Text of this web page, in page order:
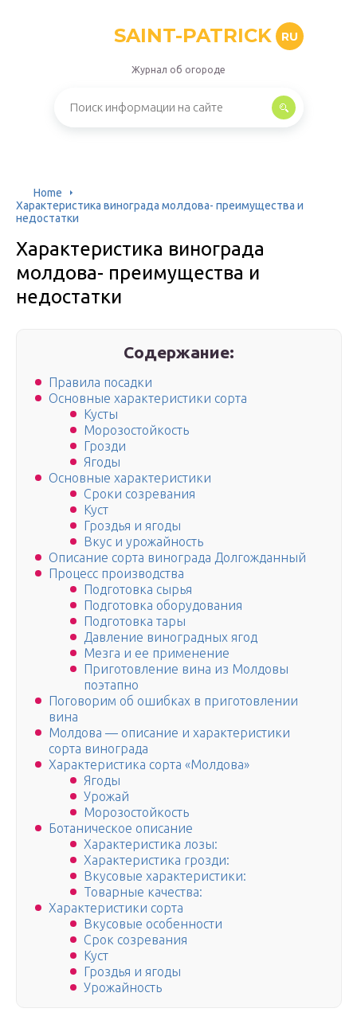
SAINT-PATRICK RU
Журнал об огороде
Home
Характеристика винограда молдова- преимущества и
недостатки
Характеристика винограда
молдова- преимущества и
недостатки
Содержание:
Правила посадки
Основные характеристики сорта
Кусты
Морозостойкость
Грозди
Ягоды
Основные характеристики
Сроки созревания
Куст
Гроздья и ягоды
Вкус и урожайность
Описание сорта винограда Долгожданный
Процесс производства
Подготовка сырья
Подготовка оборудования
Подготовка тары
Давление виноградных ягод
Мезга и ее применение
Приготовление вина из Молдовы
поэтапно
Поговорим об ошибках в приготовлении
вина
Молдова — описание и характеристики
сорта винограда
Характеристика сорта «Молдова»
Ягоды
Урожай
Морозостойкость
Ботаническое описание
Характеристика лозы:
Характеристика грозди:
Вкусовые характеристики:
Товарные качества:
Характеристики сорта
Вкусовые особенности
Срок созревания
Куст
Гроздья и ягоды
Урожайность